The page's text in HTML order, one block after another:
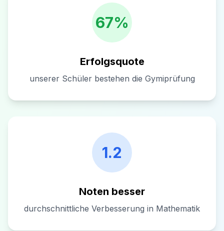
67%
Erfolgsquote
unserer Schüler bestehen die Gymiprüfung
1.2
Noten besser
durchschnittliche Verbesserung in Mathematik